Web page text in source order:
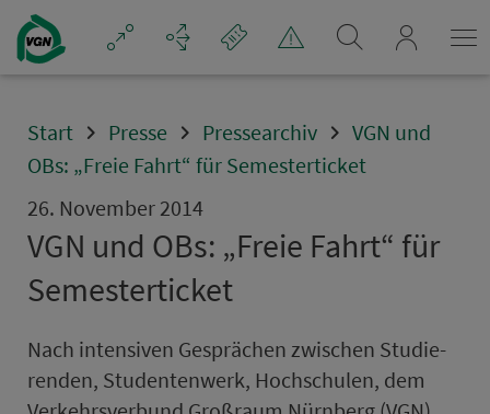
Navigation überspringen
Start Presse Pressearchiv
VGN und
OBs: „Freie Fahrt“ für Semesterticket
26. November 2014
VGN und OBs: „Freie Fahrt“ für
Se­mes­ter­ti­cket
Nach intensiven Gesprächen zwischen Stu­die­
renden, Stu­den­ten­werk, Hoch­schu­len, dem